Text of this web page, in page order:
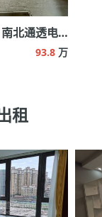
东城一号 三居双卫 南北通透电梯毛坯
93.8 万
租